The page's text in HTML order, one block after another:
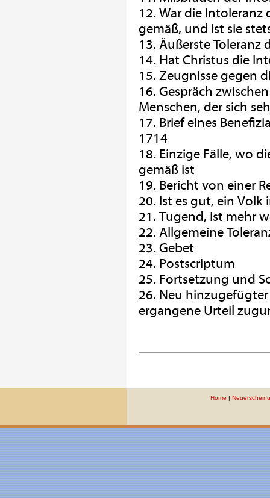
12. War die
gemäß, und ist sie
13. Äußerste Toleranz
14. Hat Christus die
15. Zeugnisse gegen
16. Gespräch
Menschen, der sich
17. Brief eines
1714
18. Einzige Fälle, wo
gemäß ist
19. Bericht von einer
20. Ist es gut, ein
21. Tugend, ist mehr
22. Allgemeine
23. Gebet
24. Postscriptum
25. Fortsetzung und
26. Neu
ergangene Urteil
Home |